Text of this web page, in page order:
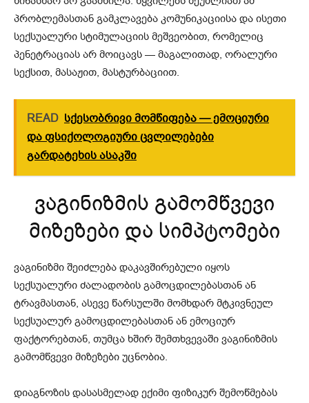
პრობლემასთან გამკლავება კომუნიკაციისა და ისეთი
სექსუალური სტიმულაციის მეშვეობით, რომელიც
პენეტრაციას არ მოიცავს — მაგალითად, ორალური
სექსით, მასაჟით, მასტურბაციით.
READ სქესობრივი მომწიფება — ემოციური
და ფსიქოლოგიური ცვლილებები
გარდატეხის ასაკში
ვაგინიზმის გამომწვევი
მიზეზები და სიმპტომები
ვაგინიზმი შეიძლება დაკავშირებული იყოს
სექსუალური ძალადობის გამოცდილებასთან ან
ტრავმასთან, ასევე წარსულში მომხდარ მტკივნეულ
სექსუალურ გამოცდილებასთან ან ემოციურ
ფაქტორებთან, თუმცა ხშირ შემთხვევაში ვაგინიზმის
გამომწვევი მიზეზები უცნობია.
დიაგნოზის დასასმელად ექიმი ფიზიკურ შემოწმებას